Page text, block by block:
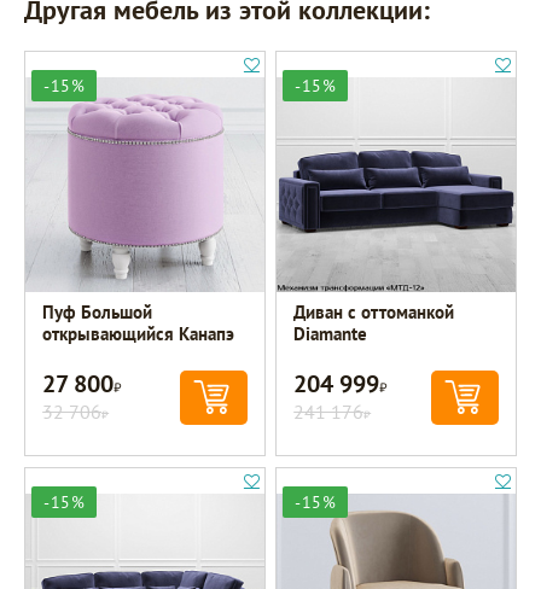
Другая мебель из этой коллекции:
-15%
Пуф Большой
открывающийся Канапэ
27 800Р
32 706Р
-15%
Диван с оттоманкой
Diamante
204 999Р
241 176Р
-15% -15%